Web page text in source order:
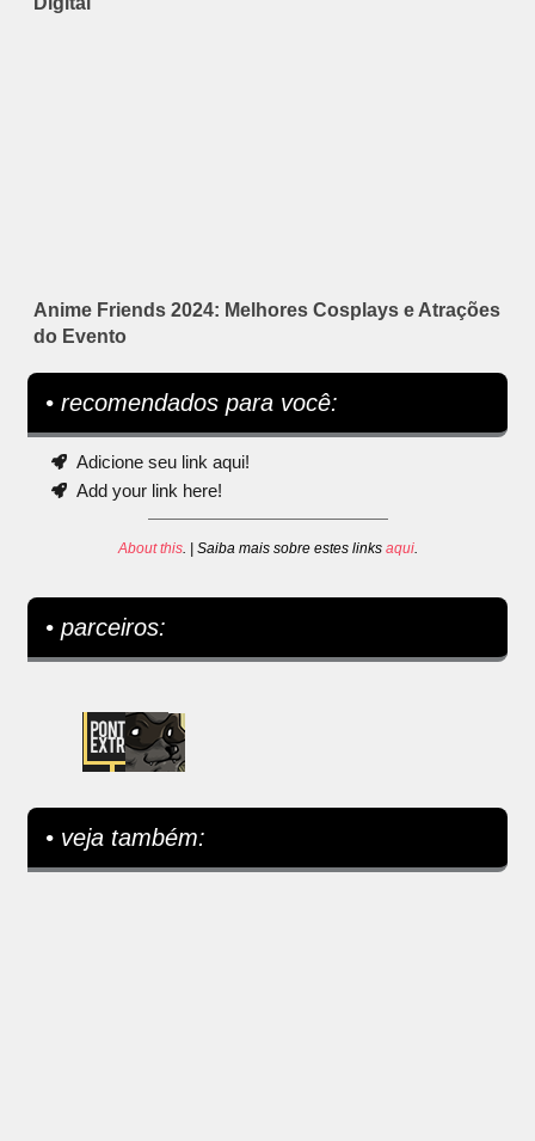
Anime Friends 2024: Melhores Cosplays e Atrações
do Evento
• recomendados para você:
Adicione seu link aqui!
Add your link here!
About this. | Saiba mais sobre estes links aqui.
• parceiros:
• veja também: